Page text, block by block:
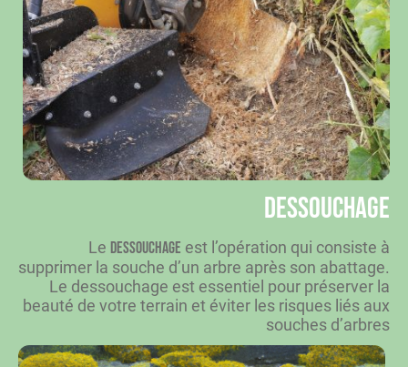
Dessouchage
Le dessouchage est l’opération qui consiste à
supprimer la souche d’un arbre après son abattage.
Le dessouchage est essentiel pour préserver la
beauté de votre terrain et éviter les risques liés aux
souches d’arbres